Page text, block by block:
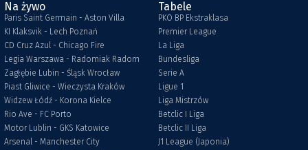
Na żywo
Paris Saint Germain - Aston Villa
KI Klaksvik - Lech Poznań
CD Cruz Azul - Chicago Fire
Legia Warszawa - Radomiak Radom
Zagłębie Lubin - Śląsk Wrocław
Piast Gliwice - Wieczysta Kraków
Widzew Łódź - Korona Kielce
Rio Ave - FC Porto
Motor Lublin - GKS Katowice
Arsenal - Manchester City
Tabele
PKO BP Ekstraklasa
Premier League
La Liga
Bundesliga
Serie A
Ligue 1
Liga Mistrzów
Betclic I Liga
Betclic II Liga
J1 League (Japonia)